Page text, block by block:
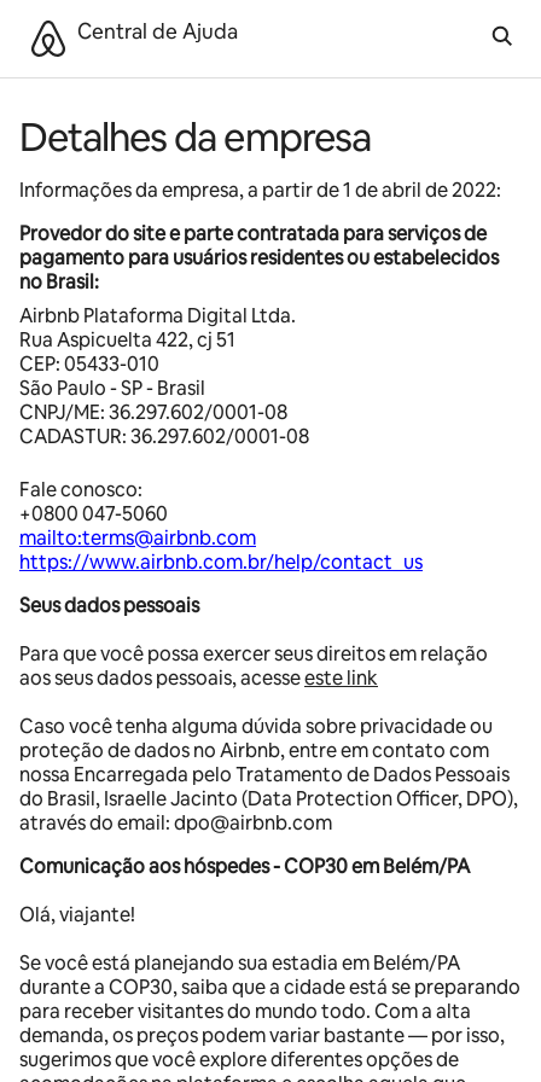
para
conteúdo
Central de Ajuda
Detalhes da empresa
Informações da empresa, a partir de 1 de abril de 2022:
Provedor do site e parte contratada para serviços de
pagamento para usuários residentes ou estabelecidos
no Brasil:
Airbnb Plataforma Digital Ltda.
Rua Aspicuelta 422, cj 51
CEP: 05433-010
São Paulo - SP - Brasil
CNPJ/ME: 36.297.602/0001-08
CADASTUR: 36.297.602/0001-08
Fale conosco:
+0800 047-5060
mailto:terms@airbnb.com
https://www.airbnb.com.br/help/contact_us
Seus dados pessoais
Para que você possa exercer seus direitos em relação
aos seus dados pessoais, acesseeste link
Caso você tenha alguma dúvida sobre privacidade ou
proteção de dados no Airbnb, entre em contato com
nossa Encarregada pelo Tratamento de Dados Pessoais
do Brasil, Israelle Jacinto (Data Protection Officer, DPO),
através do email: dpo@airbnb.com
Comunicação aos hóspedes - COP30 em Belém/PA
Olá, viajante!
Se você está planejando sua estadia em Belém/PA
durante a COP30, saiba que a cidade está se preparando
para receber visitantes do mundo todo. Com a alta
demanda, os preços podem variar bastante — por isso,
sugerimos que você explore diferentes opções de